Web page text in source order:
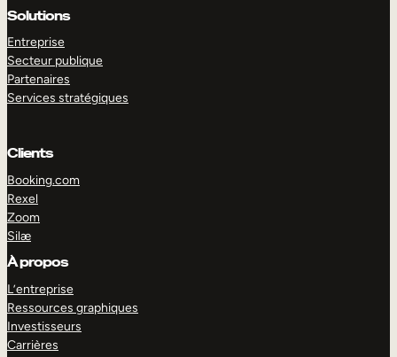
Solutions
Entreprise
Secteur publique
Partenaires
Services stratégiques
Clients
Booking.com
Rexel
Zoom
Silæ
À propos
L’entreprise
Ressources graphiques
Investisseurs
Carrières